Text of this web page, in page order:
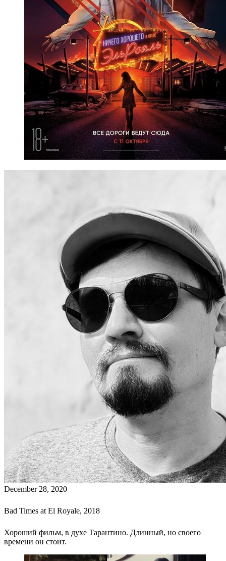
December 28, 2020
Bad Times at El Royale, 2018
Хороший фильм, в духе Тарантино. Длинный, но своего
времени он стоит.